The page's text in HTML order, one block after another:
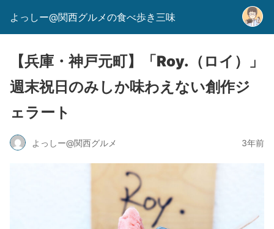
よっしー@関西グルメの食べ歩き三味
【兵庫・神戸元町】「Roy.（ロイ）」
週末祝日のみしか味わえない創作ジ
ェラート
よっしー@関西グルメ 3年前